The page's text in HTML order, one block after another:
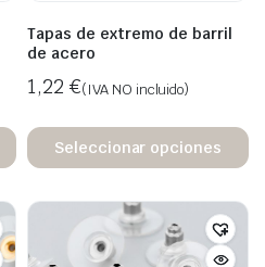
Tapas de extremo de barril
de acero
1,22 €(IVA NO incluido)
Seleccionar opciones